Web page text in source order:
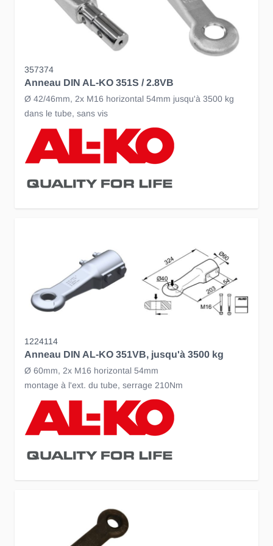
357374
Anneau DIN AL-KO 351S / 2.8VB
Ø 42/46mm, 2x M16 horizontal 54mm jusqu'à 3500 kg
dans le tube, sans vis
1224114
Anneau DIN AL-KO 351VB, jusqu'à 3500 kg
Ø 60mm, 2x M16 horizontal 54mm
montage à l'ext. du tube, serrage 210Nm